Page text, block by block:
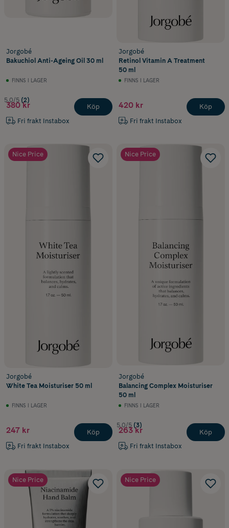
Jorgobé
Bakuchiol Anti-Ageing Oil 30 ml
FINNS I LAGER
5.0/5 (2)
380 kr
Fri frakt Instabox
Köp
Jorgobé
Retinol Vitamin A Treatment
50 ml
FINNS I LAGER
420 kr
Fri frakt Instabox
Köp
Nice Price
Jorgobé
White Tea Moisturiser 50 ml
FINNS I LAGER
247 kr
Fri frakt Instabox
Köp
Nice Price
Jorgobé
Balancing Complex Moisturiser
50 ml
FINNS I LAGER
5.0/5 (3)
263 kr
Fri frakt Instabox
Köp
Nice Price Nice Price